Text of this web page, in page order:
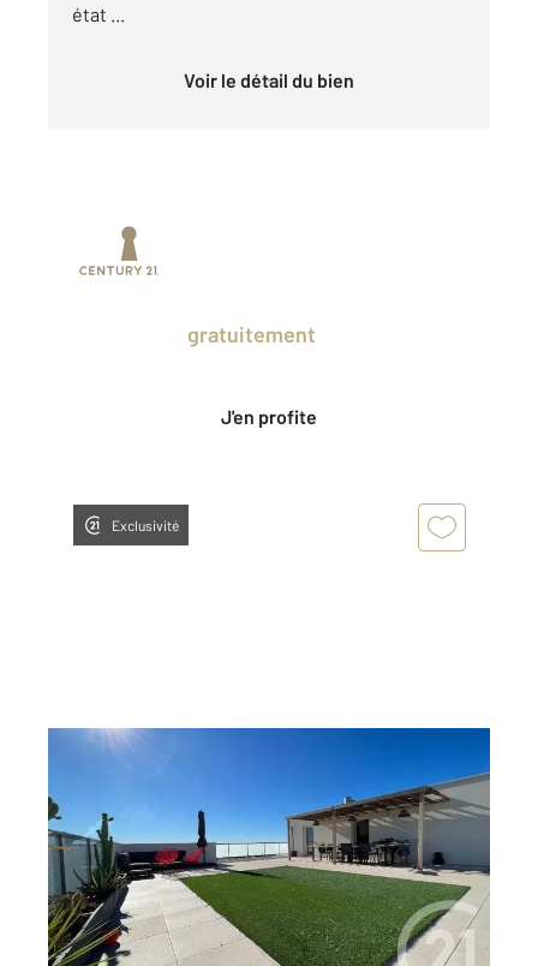
état ...
Voir le détail du bien
gratuitement
J'en profite
Exclusivité
Appartement F4 à vendre
375 000 €
Visiter le site dédié